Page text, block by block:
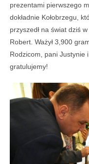
prezentami pierwszego
dokładnie Kołobrzegu,
przyszedł na świat dziś
Robert. Ważył 3,900
Rodzicom, pani Justynie
gratulujemy!